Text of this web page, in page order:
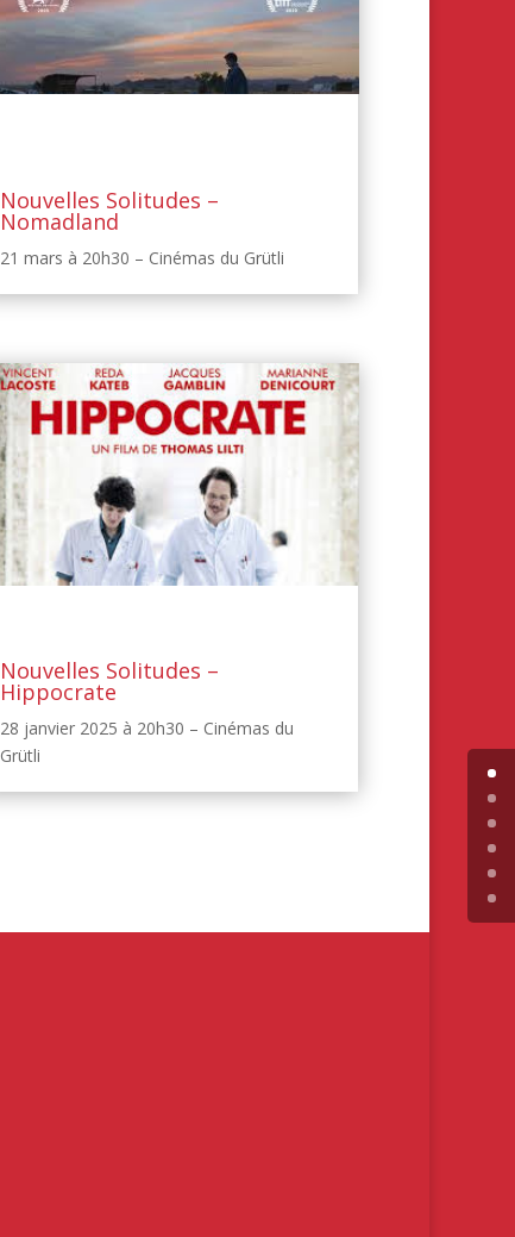
Nouvelles Solitudes –
Nomadland
21 mars à 20h30 – Cinémas du Grütli
Nouvelles Solitudes –
Hippocrate
28 janvier 2025 à 20h30 – Cinémas du
Grütli